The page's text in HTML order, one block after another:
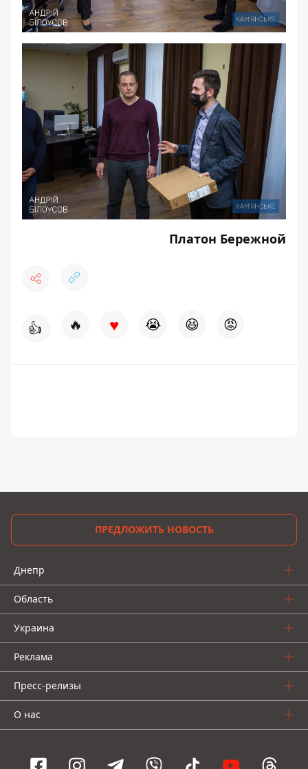
Платон Бережной
👍 🔥 ♥ 😭 😆 😡
ПРЕДЛОЖИТЬ НОВОСТЬ
Днепр
Область
Украина
Реклама
Пресс-релизы
О нас